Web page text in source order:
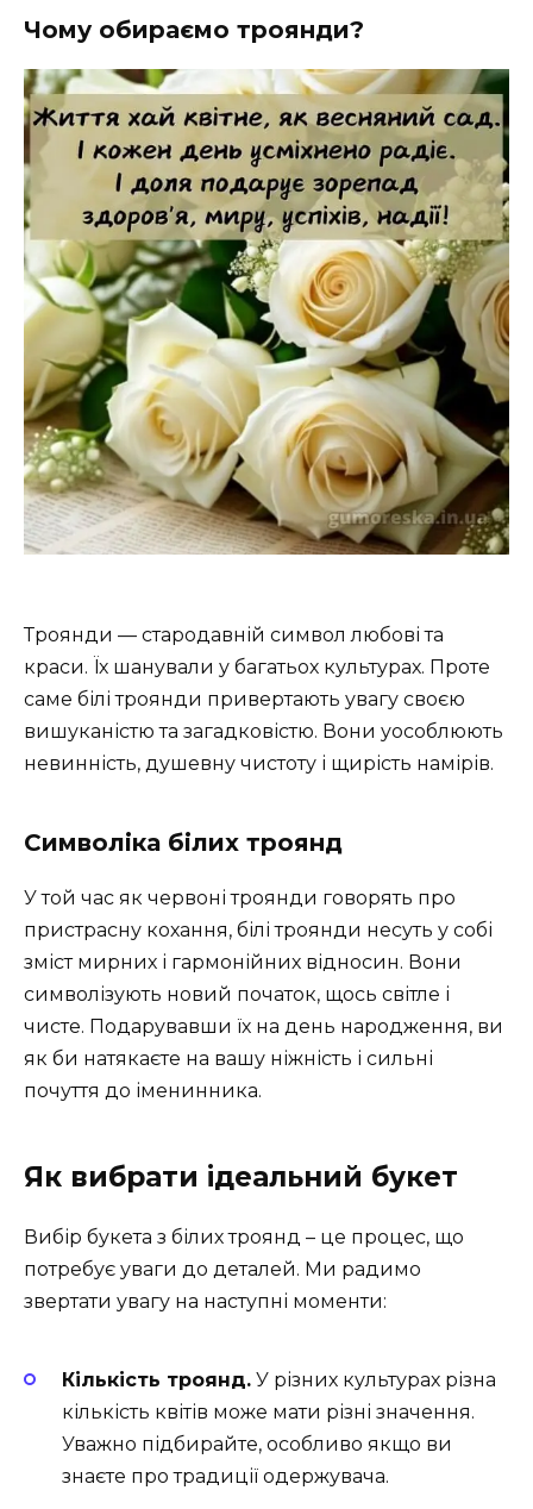
Чому обираємо троянди?
Троянди — стародавній символ любові та
краси. Їх шанували у багатьох культурах. Проте
саме білі троянди привертають увагу своєю
вишуканістю та загадковістю. Вони уособлюють
невинність, душевну чистоту і щирість намірів.
Символіка білих троянд
У той час як червоні троянди говорять про
пристрасну кохання, білі троянди несуть у собі
зміст мирних і гармонійних відносин. Вони
символізують новий початок, щось світле і
чисте. Подарувавши їх на день народження, ви
як би натякаєте на вашу ніжність і сильні
почуття до іменинника.
Як вибрати ідеальний букет
Вибір букета з білих троянд – це процес, що
потребує уваги до деталей. Ми радимо
звертати увагу на наступні моменти:
Кількість троянд. У різних культурах різна
кількість квітів може мати різні значення.
Уважно підбирайте, особливо якщо ви
знаєте про традиції одержувача.